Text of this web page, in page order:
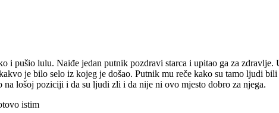
i pušio lulu. Naiđe jedan putnik pozdravi starca i upitao ga za
je bilo selo iz kojeg je došao. Putnik mu reče kako su tamo ljudi
lošoj poziciji i da su ljudi zli i da nije ni ovo mjesto dobro za njega.
istim